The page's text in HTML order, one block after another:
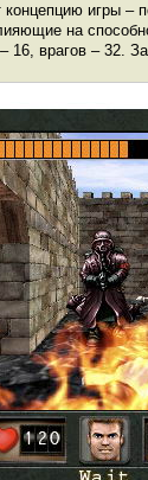
концепцию игры –
на
16, врагов – 32.